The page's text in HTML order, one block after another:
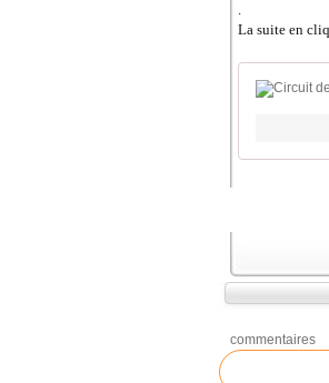
.
​​​​​​​La suite en
commentaires